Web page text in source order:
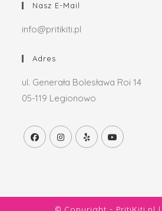
Nasz E-Mail
info@pritikiti.pl
Adres
ul. Generała Bolesława Roi 14
05-119 Legionowo